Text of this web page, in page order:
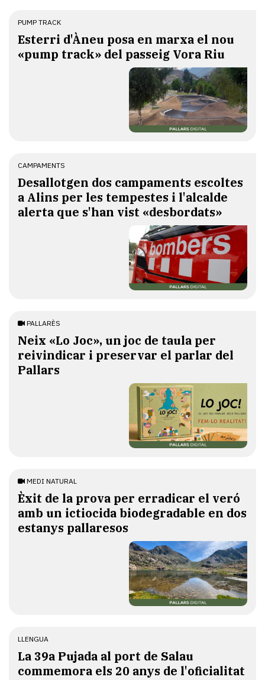
PUMP TRACK
Esterri d'Àneu posa en marxa el nou
«pump track» del passeig Vora Riu
CAMPAMENTS
​Desallotgen dos campaments escoltes
a Alins per les tempestes i l'alcalde
alerta que s'han vist «desbordats»
PALLARÈS
​Neix «Lo Joc», un joc de taula per
reivindicar i preservar el parlar del
Pallars
MEDI NATURAL
Èxit de la prova per erradicar el veró
amb un ictiocida biodegradable en dos
estanys pallaresos
LLENGUA
​La 39a Pujada al port de Salau
commemora els 20 anys de l'oficialitat